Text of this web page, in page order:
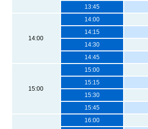
13:45
14:00
14:00
14:15
14:30
14:45
15:00
15:00
15:15
15:30
15:45
16:00